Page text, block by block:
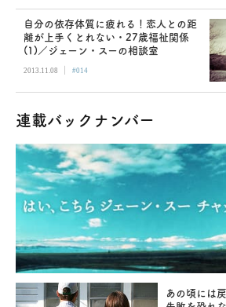
自分の依存体質に疲れる！恋人との距
離が上手くとれない・27歳福祉関係
(1)／ジェーン・スーの相談室
2013.11.08 | #014
連載バックナンバー
あの頃には